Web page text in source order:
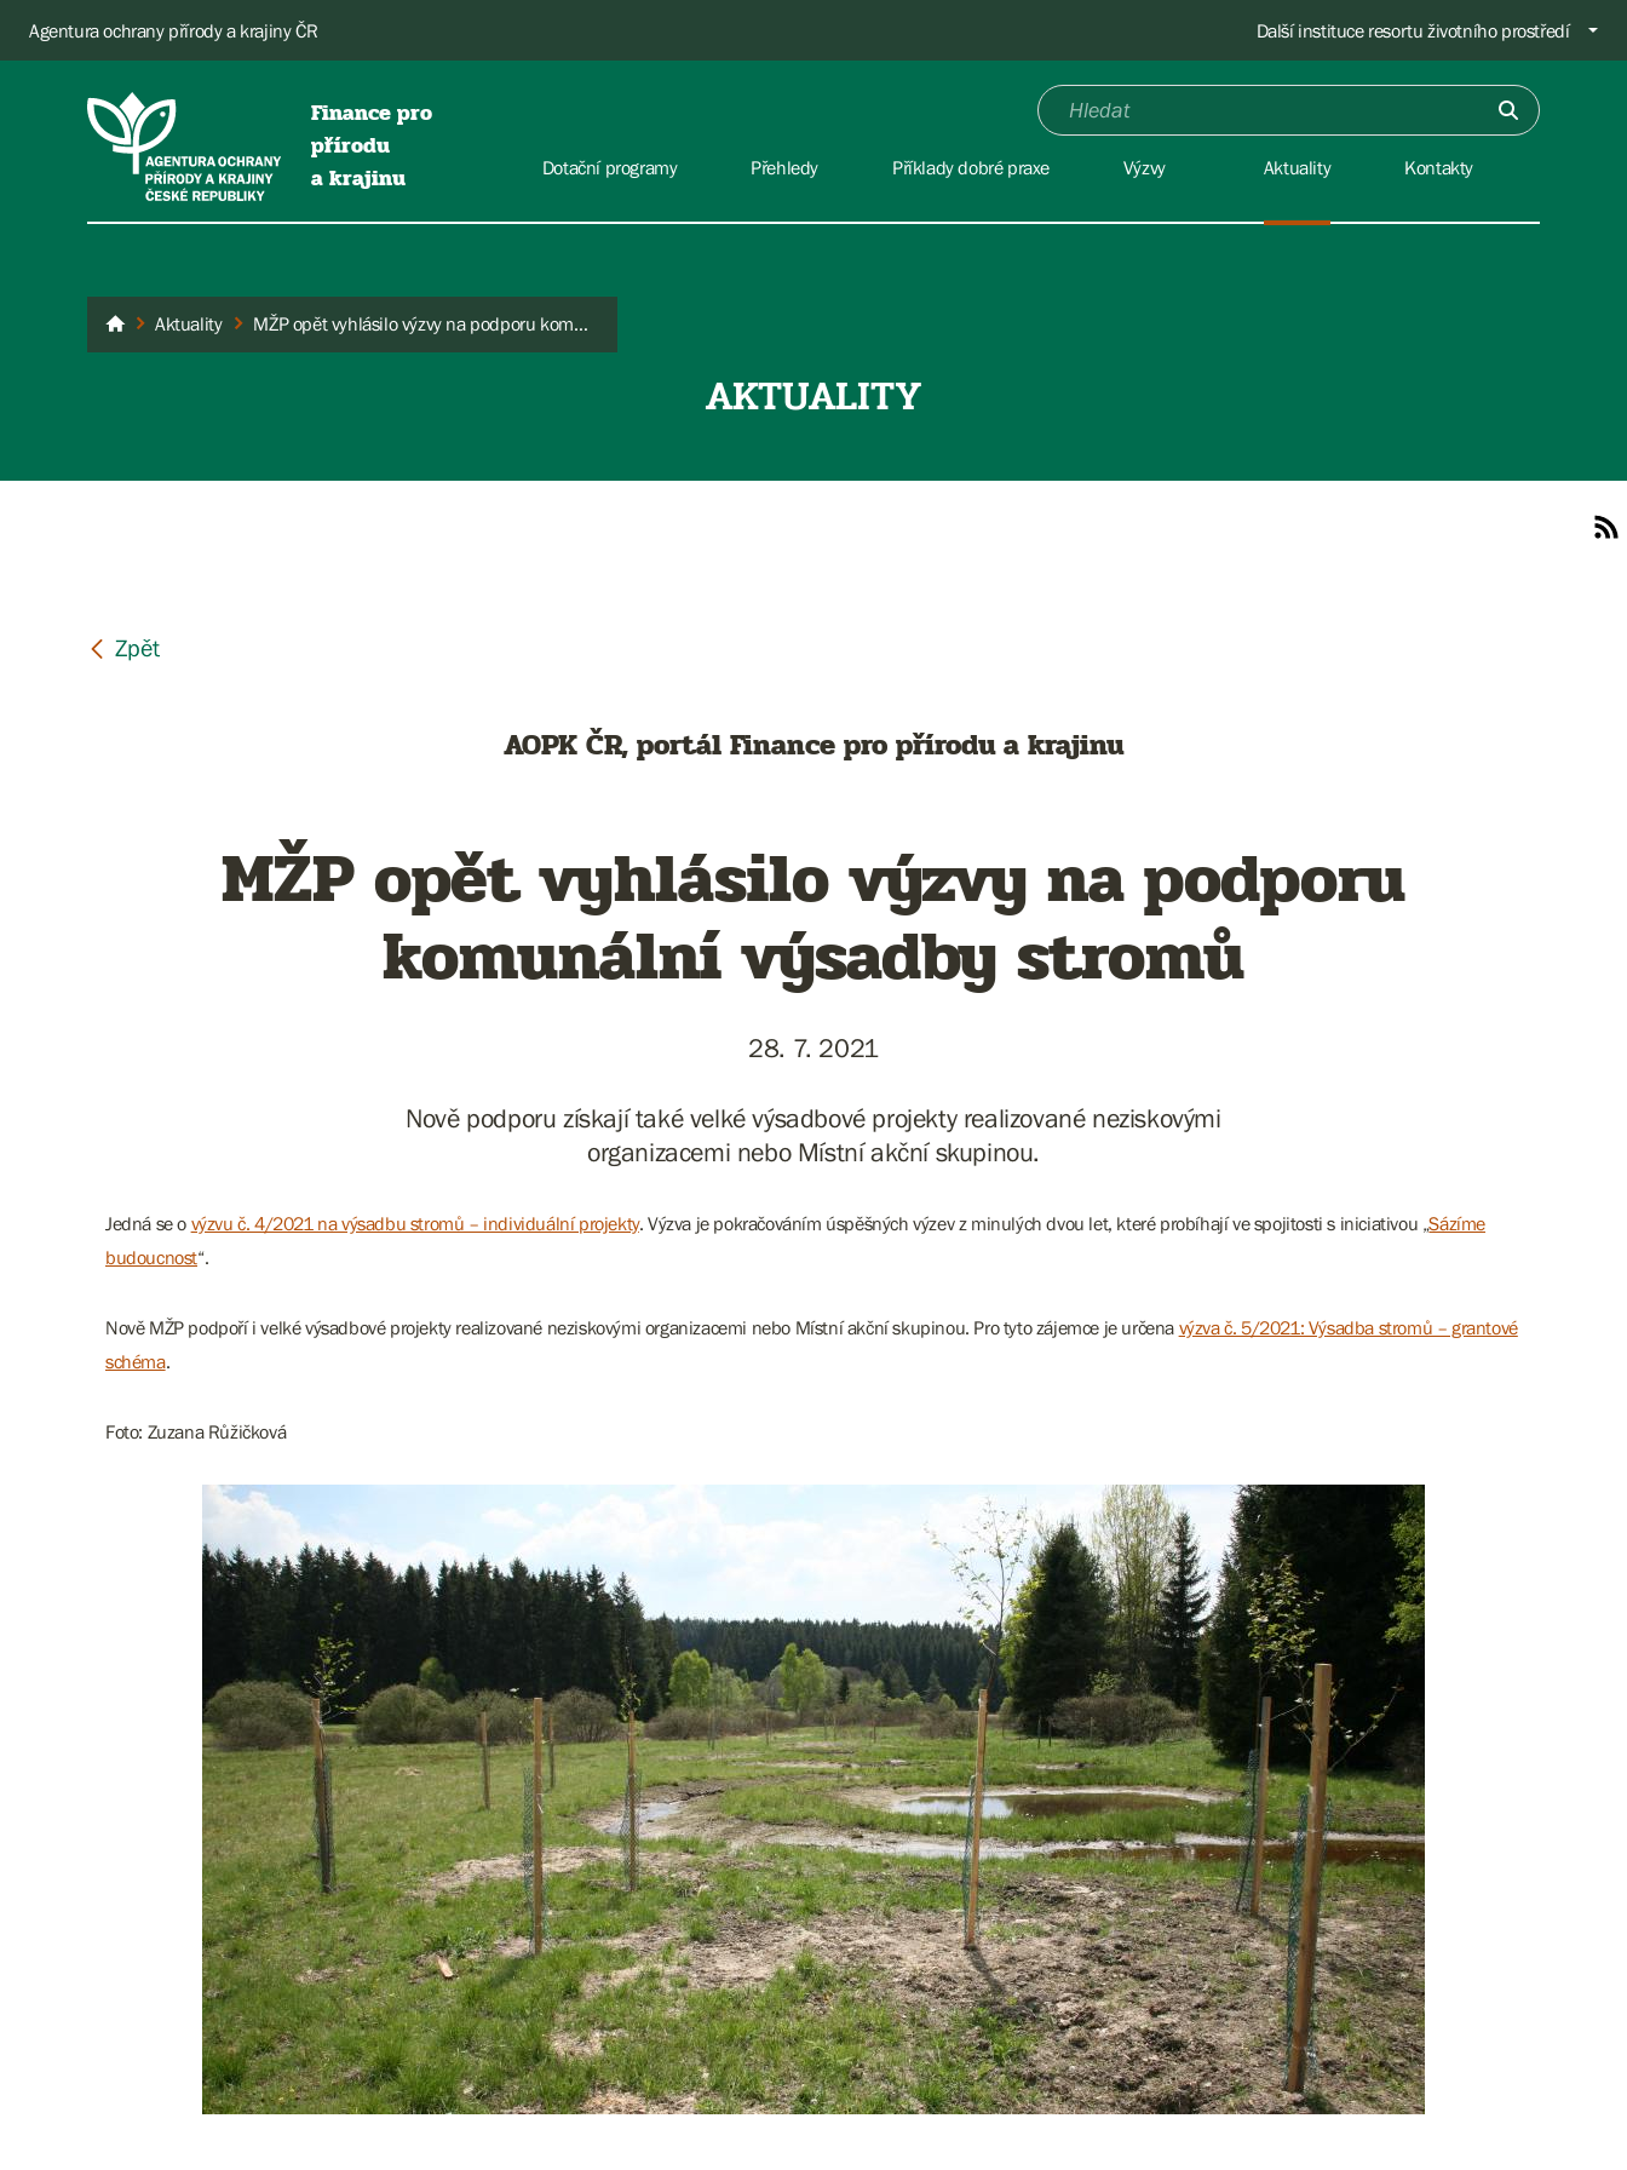
Agentura ochrany přírody a krajiny ČR Další instituce resortu životního prostředí
Finance pro
přírodu
a krajinu
Dotační programy Přehledy Příklady dobré praxe Výzvy Aktuality Kontakty
DotaceAktuality MŽP opět vyhlásilo výzvy na podporu komunální výsadby stromů
AKTUALITY
AOPK ČR, portál Finance pro přírodu a krajinu
MŽP opět vyhlásilo výzvy na podporu
komunální výsadby stromů
28. 7. 2021
Nově podporu získají také velké výsadbové projekty realizované neziskovými
organizacemi nebo Místní akční skupinou.
Jedná se o výzvu č. 4/2021 na výsadbu stromů – individuální projekty. Výzva je pokračováním úspěšných výzev z minulých dvou let, které probíhají ve spojitosti s iniciativou „Sázíme
budoucnost“.
Nově MŽP podpoří i velké výsadbové projekty realizované neziskovými organizacemi nebo Místní akční skupinou. Pro tyto zájemce je určena výzva č. 5/2021: Výsadba stromů – grantové
schéma.
Foto: Zuzana Růžičková